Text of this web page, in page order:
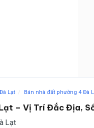
Lạt / Bán nhà đất phường 4 Đà
– Vị Trí Đắc Địa,
Lạt